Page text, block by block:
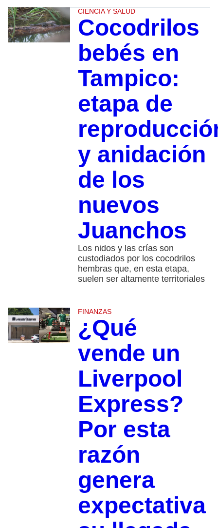
CIENCIA Y SALUD
Cocodrilos
bebés en
Tampico:
etapa de
y anidación
de los
nuevos
Juanchos
Los nidos y las crías son
custodiados por los cocodrilos
hembras que, en esta etapa,
suelen ser altamente territoriales
FINANZAS
¿Qué
vende un
Liverpool
Express?
Por esta
razón
genera
expectativa